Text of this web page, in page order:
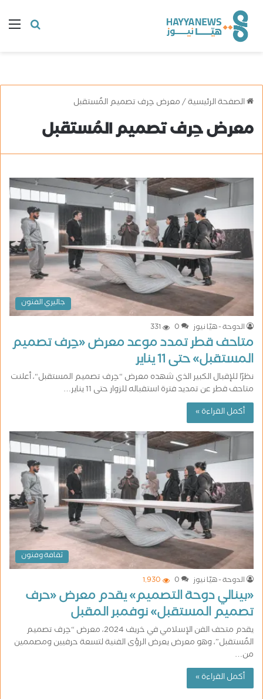
البحث
الصفحة الرئيسية/معرض حِرف تصميم المُستقبل
معرض حِرف تصميم المُستقبل
جاليري الفنون
الدوحة - هيّا نيوز
0
331
متاحف قطر تمدد موعد معرض «حِرف تصميم
المستقبل» حتى 11 يناير
نظرًا للإقبال الكبير الذي شهده معرض “حِرف تصميم المستقبل“، أعلنت
متاحف قطر عن تمديد فترة استقباله للزوار حتى 11 يناير…
أكمل القراءة »
ثقافة وفنون
الدوحة - هيّا نيوز
0 1٬930
«بينالي دوحة التصميم» يقدم معرض «حرف
تصميم المستقبل» نوفمبر المقبل
يقدم متحف الفن الإسلامي في خريف 2024، معرض “حِرف تصميم
المُستقبل”، وهو معرض يعرض الرؤى الفنية لتسعة حرفيين ومصممين
من…
أكمل القراءة »